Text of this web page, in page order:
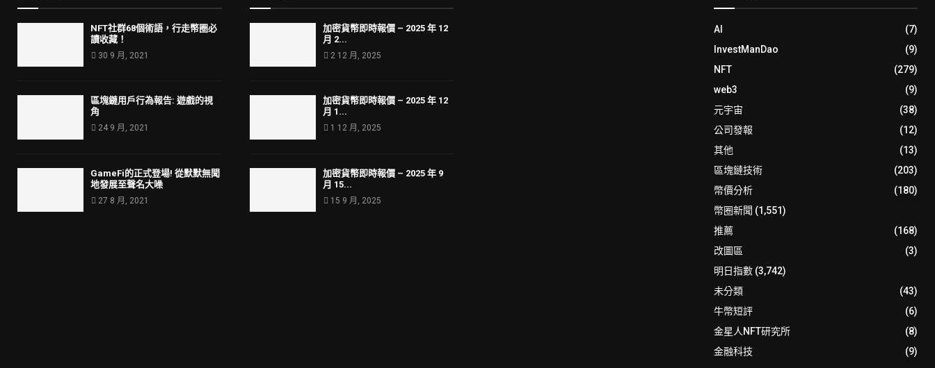
NFT社群68個術語，行走幣圈必
讀收藏！
30 9 月, 2021
區塊鏈用戶行為報告: 遊戲的視
角
24 9 月, 2021
GameFi的正式登場! 從默默無聞
地發展至聲名大噪
27 8 月, 2021
加密貨幣即時報價 – 2025 年 12
月 2...
2 12 月, 2025
加密貨幣即時報價 – 2025 年 12
月 1...
1 12 月, 2025
加密貨幣即時報價 – 2025 年 9
月 15...
15 9 月, 2025
AI
(7)
InvestManDao
(9)
NFT
(279)
web3
(9)
元宇宙
(38)
公司發報
(12)
其他
(13)
區塊鏈技術
(203)
幣價分析
(180)
幣圈新聞 (1,551)
推薦
(168)
改圖區
(3)
明日指數(3,742)
未分類
(43)
牛幣短評
(6)
金星人NFT研究所
(8)
金融科技
(9)